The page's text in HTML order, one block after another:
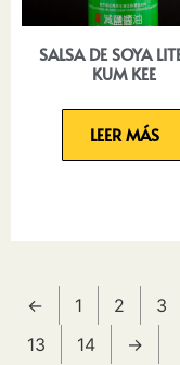
SALSA DE SOYA
KUM KEE
LEER MÁS
← 1 2 3
13
14 →